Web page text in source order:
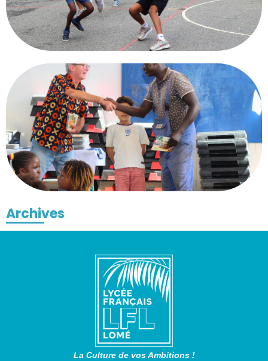
Archives
La Culture de vos Ambitions !